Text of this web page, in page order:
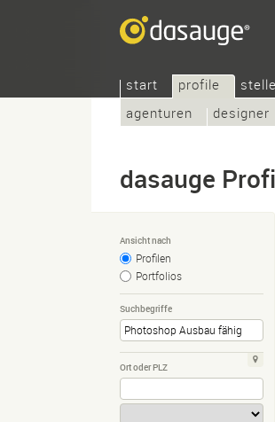
start
profile
agenturen
designer
dasauge
Ansicht nach
Profilen
Portfolios
Suchbegriffe
Ort oder PLZ